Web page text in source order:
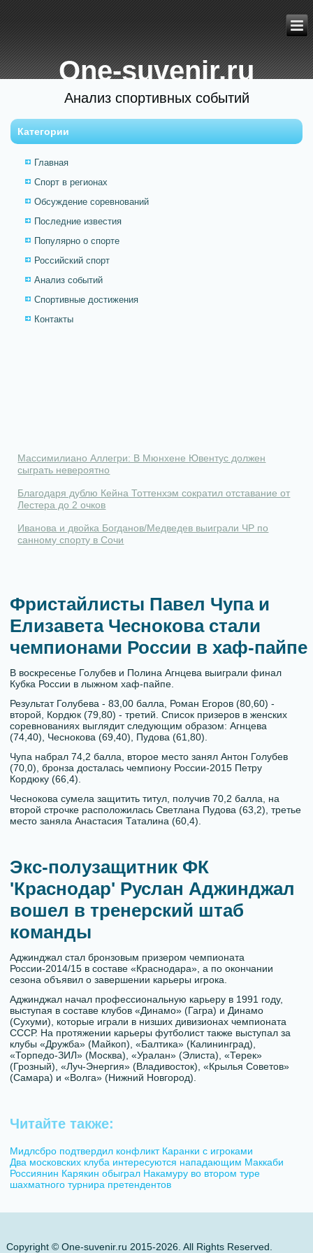
One-suvenir.ru
Анализ спортивных событий
Категории
Главная
Спорт в регионах
Обсуждение соревнований
Последние известия
Популярно о спорте
Российский спорт
Анализ событий
Спортивные достижения
Контакты
Массимилиано Аллегри: В Мюнхене Ювентус должен
сыграть невероятно
Благодаря дублю Кейна Тоттенхэм сократил отставание от
Лестера до 2 очков
Иванова и двойка Богданов/Медведев выиграли ЧР по
санному спорту в Сочи
Фристайлисты Павел Чупа и
Елизавета Чеснокова стали
чемпионами России в хаф-пайпе
В воскресенье Голубев и Полина Агнцева выиграли финал
Кубка России в лыжном хаф-пайпе.
Результат Голубева - 83,00 балла, Роман Егоров (80,60) -
второй, Кордюк (79,80) - третий. Список призеров в женских
соревнованиях выглядит следующим образом: Агнцева
(74,40), Чеснокова (69,40), Пудова (61,80).
Чупа набрал 74,2 балла, второе место занял Антон Голубев
(70,0), бронза досталась чемпиону России-2015 Петру
Кордюку (66,4).
Чеснокова сумела защитить титул, получив 70,2 балла, на
второй строчке расположилась Светлана Пудова (63,2), третье
место заняла Анастасия Таталина (60,4).
Экс-полузащитник ФК
'Краснодар' Руслан Аджинджал
вошел в тренерский штаб
команды
Аджинджал стал бронзовым призером чемпионата
России-2014/15 в составе «Краснодара», а по окончании
сезона объявил о завершении карьеры игрока.
Аджинджал начал профессиональную карьеру в 1991 году,
выступая в составе клубов «Динамо» (Гагра) и Динамо
(Сухуми), которые играли в низших дивизионах чемпионата
СССР. На протяжении карьеры футболист также выступал за
клубы «Дружба» (Майкоп), «Балтика» (Калининград),
«Торпедо-ЗИЛ» (Москва), «Уралан» (Элиста), «Терек»
(Грозный), «Луч-Энергия» (Владивосток), «Крылья Советов»
(Самара) и «Волга» (Нижний Новгород).
Читайте также:
Мидлсбро подтвердил конфликт Каранки с игроками
Два московских клуба интересуются нападающим Маккаби
Россиянин Карякин обыграл Накамуру во втором туре
шахматного турнира претендентов
Copyright © One-suvenir.ru 2015-2026. All Rights Reserved.